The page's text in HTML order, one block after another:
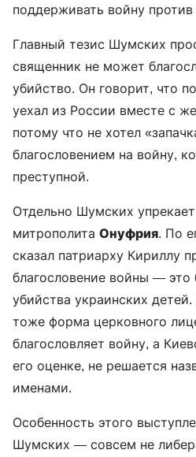
поддерживать войну
Главный тезис Шумских
священник не может
убийство. Он говорит, что
уехал из России вместе с
потому что не хотел
благословением на войну,
преступной.
Отдельно Шумских
митрополита Онуфрия. По
сказал патриарху Кириллу
благословение войны — это
убийства украинских
тоже форма церковного
благословляет войну, а
его оценке, не решается
именами.
Особенность этого
Шумских — совсем не